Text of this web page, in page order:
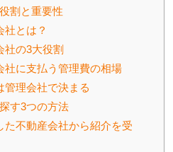
割と重要性
社とは？
社の3大役割
社に支払う管理費の相場
管理会社で決まる
す3つの方法
た不動産会社から紹介を受